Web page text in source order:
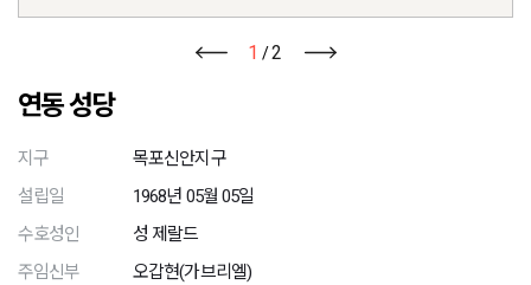
1 /2
연동 성당
지구
목포신안지구
설립일
1968년 05월 05일
수호성인
성 제랄드
주임신부
오갑현(가브리엘)